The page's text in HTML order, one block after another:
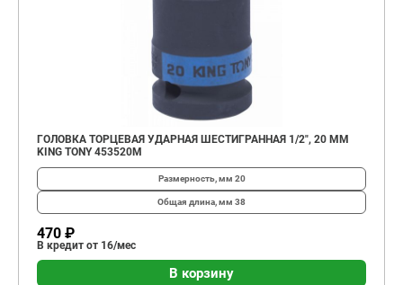
ГОЛОВКА ТОРЦЕВАЯ УДАРНАЯ ШЕСТИГРАННАЯ 1/2", 20 ММ
KING TONY 453520M
Размерность, мм 20
Общая длина, мм 38
470 ₽
В кредит от 16/мес
В корзину